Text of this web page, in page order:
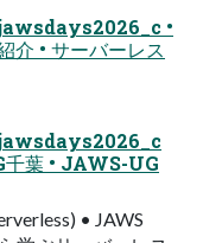
•
介 • サーバーレス
葉 • JAWS-UG
• JAWS